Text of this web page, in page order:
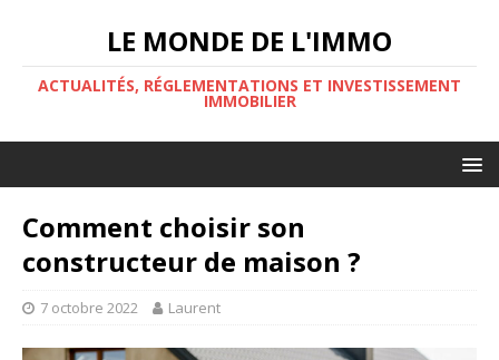
LE MONDE DE L'IMMO
ACTUALITÉS, RÉGLEMENTATIONS ET INVESTISSEMENT
IMMOBILIER
Comment choisir son
constructeur de maison ?
7 octobre 2022 Laurent